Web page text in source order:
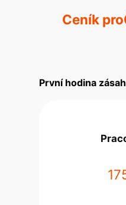
Ceník pro
První hodina